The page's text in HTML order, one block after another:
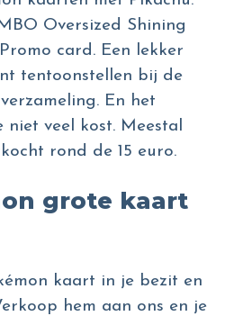
Oversized Shining
card. Een lekker
tentoonstellen bij de
En het
niet veel kost. Meestal
rond de 15 euro.
grote kaart
kaart in je bezit en
hem aan ons en je